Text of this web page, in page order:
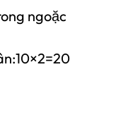
ngoặc